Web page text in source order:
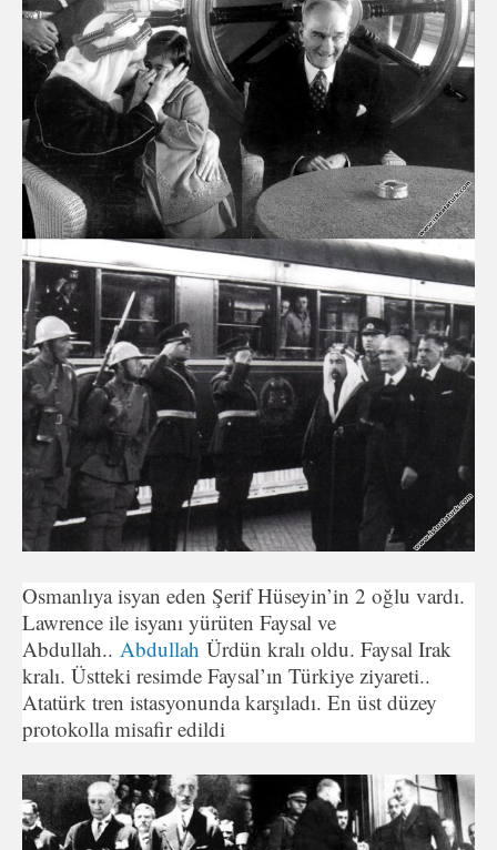
Osmanlıya isyan eden Şerif Hüseyin’in 2 oğlu vardı.
Lawrence ile isyanı yürüten Faysal ve
Abdullah.. Abdullah Ürdün kralı oldu. Faysal Irak
kralı. Üstteki resimde Faysal’ın Türkiye ziyareti..
Atatürk tren istasyonunda karşıladı. En üst düzey
protokolla misafir edildi